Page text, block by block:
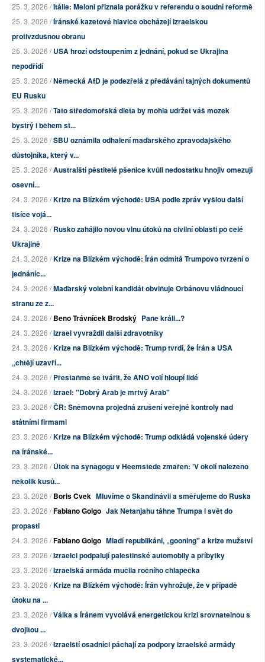
25. 3. 2026 /Itálie: Meloni přiznala porážku v referendu o soudní reformě
25. 3. 2026 /Íránské kazetové hlavice obcházejí izraelskou
protivzdušnou obranu
25. 3. 2026 /USA hrozí odstoupením z jednání, pokud se Ukrajina
nepodřídí
25. 3. 2026 /Německá AfD je podezřelá z předávání tajných dokumentů
EU Rusku
25. 3. 2026 /Tato středomořská dieta by mohla udržet váš mozek
bystrý i během st...
25. 3. 2026 /SBU oznámila odhalení maďarského zpravodajského
důstojníka, který v...
25. 3. 2026 /Australští pěstitelé pšenice kvůli nedostatku hnojiv omezují
osevní...
24. 3. 2026 /Krize na Blízkém východě: USA podle zpráv vyšlou další
tisíce vojá...
24. 3. 2026 /Rusko zahájilo novou vlnu útoků na civilní oblasti po celé
Ukrajině
24. 3. 2026 /Krize na Blízkém východě: Írán odmítá Trumpovo tvrzení o
jednáníc...
24. 3. 2026 /Maďarský volební kandidát obviňuje Orbánovu vládnoucí
stranu ze z...
24. 3. 2026 /Beno Trávníček Brodský Pane králi...?
24. 3. 2026 /Izrael vyvraždil další zdravotníky
24. 3. 2026 /Krize na Blízkém východě: Trump tvrdí, že Írán a USA
„chtějí uzavří...
24. 3. 2026 /Přestaňme se tvářit, že ANO volí hloupí lidé
24. 3. 2026 /Izrael: "Dobrý Arab je mrtvý Arab"
23. 3. 2026 /ČR: Sněmovna projedná zrušení veřejné kontroly nad
státními firmami
23. 3. 2026 /Krize na Blízkém východě: Trump odkládá vojenské údery
na íránské...
23. 3. 2026 /Útok na synagogu v Heemstede zmařen: 'V okolí nalezeno
několik kusů...
23. 3. 2026 /Boris Cvek Mluvíme o Skandinávii a směřujeme do Ruska
23. 3. 2026 /Fabiano Golgo Jak Netanjahu táhne Trumpa i svět do
propasti
24. 3. 2026 /Fabiano Golgo Mladí republikáni, „gooning" a krize mužství
23. 3. 2026 /Izraelci podpalují palestinské automobily a příbytky
23. 3. 2026 /Izraelská armáda mučila ročního chlapečka
23. 3. 2026 /Krize na Blízkém východě: Írán vyhrožuje, že v případě
útoku na ...
23. 3. 2026 /Válka s Íránem vyvolává energetickou krizi srovnatelnou s
dvojitou ...
23. 3. 2026 /Izraelští osadníci páchají za podpory izraelské armády
systematické...